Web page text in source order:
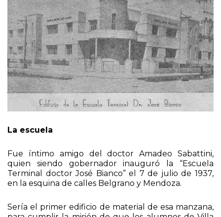
Fue íntimo amigo del doctor Amadeo Sabattini,
quien siendo gobernador inauguró la “Escuela
Terminal doctor José Bianco” el 7 de julio de 1937,